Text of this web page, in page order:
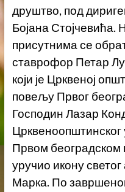
друштво, под
Бојана Стојчевића.
присутнима се
ставрофор Петар
који је Црквеној
повељу Првог
Господин Лазар
Црквеноопштинског
Првом београдском
уручио икону
Марка. По